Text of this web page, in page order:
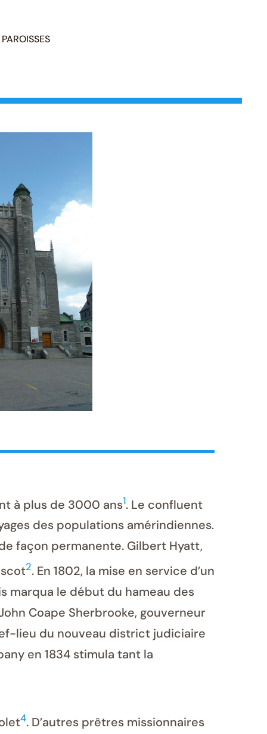
PAROISSES
à plus de 3000 ans1. Le confluent
des populations amérindiennes.
façon permanente. Gilbert Hyatt,
2. En 1802, la mise en service d’un
marqua le début du hameau des
Coape Sherbrooke, gouverneur
lieu du nouveau district judiciaire
en 1834 stimula tant la
4. D’autres prêtres missionnaires